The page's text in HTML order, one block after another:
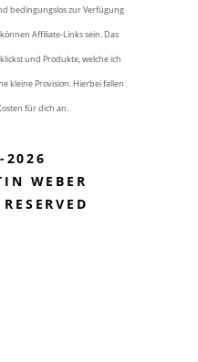
bedingungslos zur Verfügung
Affiliate-Links sein. Das
und Produkte, welche ich
kleine Provision. Hierbei fallen
für dich an.
WEBER